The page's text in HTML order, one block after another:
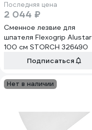
Последняя цена
2 044 ₽
Сменное лезвие для
шпателя Flexogrip Alustar
100 см STORCH 326490
Подписаться
Нет в наличии